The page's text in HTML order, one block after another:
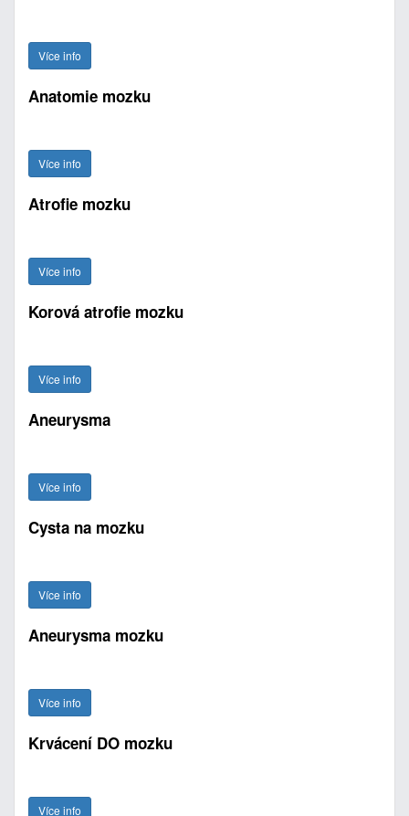
Více info
Anatomie mozku
Více info
Atrofie mozku
Více info
Korová atrofie mozku
Více info
Aneurysma
Více info
Cysta na mozku
Více info
Aneurysma mozku
Více info
Krvácení DO mozku
Více info